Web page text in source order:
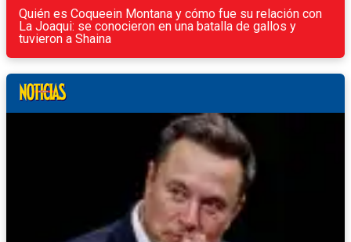
Quién es Coqueein Montana y cómo fue su relación con
La Joaqui: se conocieron en una batalla de gallos y
tuvieron a Shaina